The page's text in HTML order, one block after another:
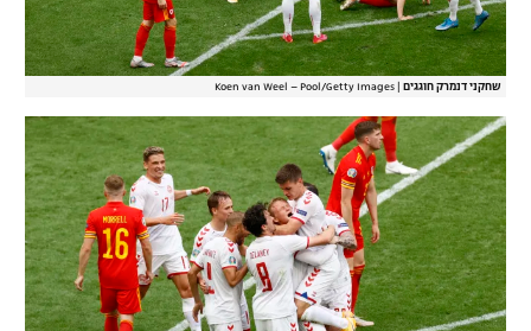
שחקני דנמרק חוגגים Koen van Weel – Pool/Getty Images